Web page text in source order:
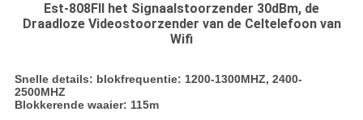
Est-808FII het Signaalstoorzender 30dBm, de
Draadloze Videostoorzender van de Celtelefoon van
Wifi
Snelle details: blokfrequentie: 1200-1300MHZ, 2400-
2500MHZ
Blokkerende waaier: 115m